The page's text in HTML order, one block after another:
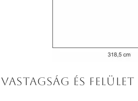
VASTAGSÁG ÉS FELÜLET